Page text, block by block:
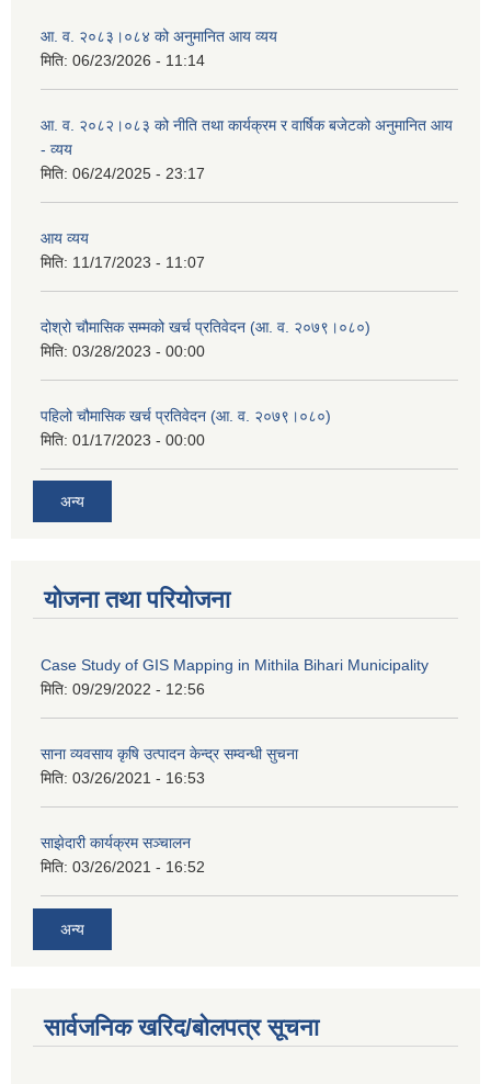
आ. व. २०८३।०८४ को अनुमानित आय व्यय
मिति: 06/23/2026 - 11:14
आ. व. २०८२।०८३ को नीति तथा कार्यक्रम र वार्षिक बजेटको अनुमानित आय
- व्यय
मिति: 06/24/2025 - 23:17
आय व्यय
मिति: 11/17/2023 - 11:07
दोश्रो चौमासिक सम्मको खर्च प्रतिवेदन (आ. व. २०७९।०८०)
मिति: 03/28/2023 - 00:00
पहिलो चौमासिक खर्च प्रतिवेदन (आ. व. २०७९।०८०)
मिति: 01/17/2023 - 00:00
अन्य
योजना तथा परियोजना
Case Study of GIS Mapping in Mithila Bihari Municipality
मिति: 09/29/2022 - 12:56
साना व्यवसाय कृषि उत्पादन केन्द्र सम्वन्धी सुचना
मिति: 03/26/2021 - 16:53
साझेदारी कार्यक्रम सञ्चालन
मिति: 03/26/2021 - 16:52
अन्य
सार्वजनिक खरिद/बोलपत्र सूचना